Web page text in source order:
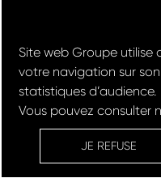
© Groupe Riester
Design &
Réserver un Rachat de
VOITURE
Site web Groupe utilise
votre navigation sur
statistiques d’audience.
Vous pouvez consulter
JE REFUSE